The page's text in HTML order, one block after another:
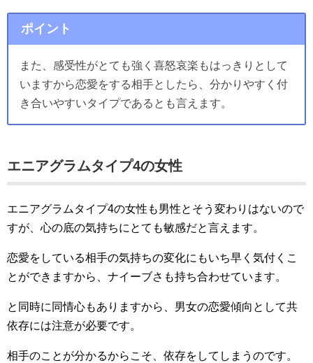
ポイント
また、感受性がとても強く喜怒哀楽もはっきりとして
いますから恋愛をする相手としたら、分かりやすく付
き合いやすいタイプであるとも言えます。
エニアグラムタイプ4の女性
エニアグラムタイプ4の女性も男性とそう変わりはないので
すが、心の底の気持ちにとても敏感だと言えます。
恋愛をしている相手の気持ちの変化にもいち早く気付くこ
とができますから、ナイーブさも持ち合わせています。
と同時に同情心もありますから、男女の恋愛傾向として共
依存には注意が必要です。
相手のことが分かるからこそ、依存をしてしまうのです。